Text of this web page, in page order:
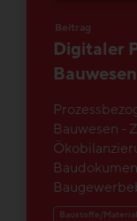
Beitrag
Digitaler
Bauwesen
Bauwesen -
Baustoffe/Material